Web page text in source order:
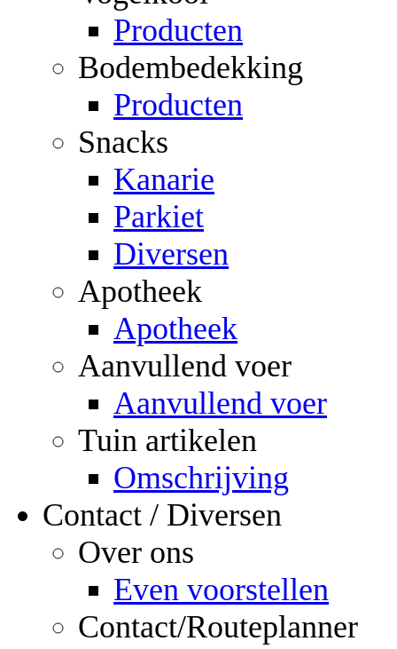
Producten
Bodembedekking
Producten
Snacks
Kanarie
Parkiet
Diversen
Apotheek
Apotheek
Aanvullend voer
Aanvullend voer
Tuin artikelen
Omschrijving
Contact / Diversen
Over ons
Even voorstellen
Contact/Routeplanner